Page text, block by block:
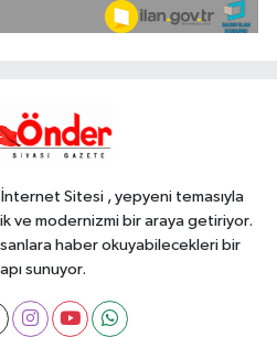
performans bursu
Sitesi , yepyeni temasıyla
ve modernizmi bir araya getiriyor.
haber okuyabilecekleri bir
sunuyor.